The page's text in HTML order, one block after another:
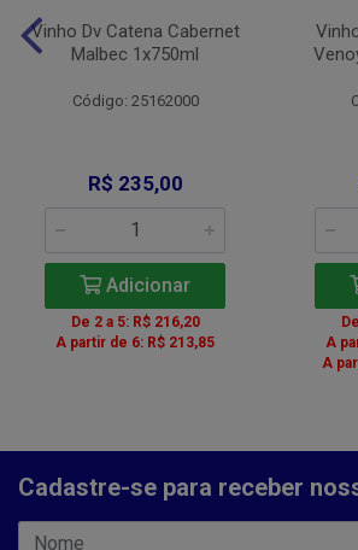
Vinho Dv Catena Cabernet
Malbec 1x750ml
Código: 25162000
R$ 235,00
Adicionar
De 2 a 5: R$ 216,20
A partir de 6: R$ 213,85
A
A
Cadastre-se para receber